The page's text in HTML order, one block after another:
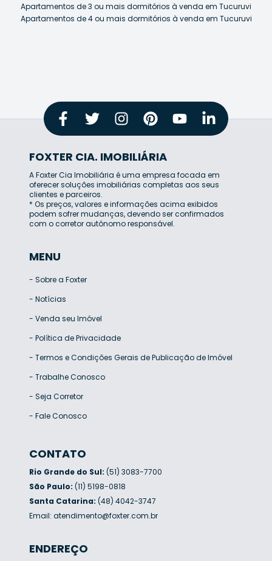
Apartamentos de 3 ou mais dormitórios à venda em Tucuruvi
Apartamentos de 4 ou mais dormitórios à venda em Tucuruvi
FOXTER CIA. IMOBILIÁRIA
A Foxter Cia Imobiliária é uma empresa focada em
oferecer soluções imobiliárias completas aos seus
clientes e parceiros.
* Os preços, valores e informações acima exibidos
podem sofrer mudanças, devendo ser confirmados
com o corretor autônomo responsável.
MENU
- Sobre a Foxter
- Notícias
- Venda seu Imóvel
- Política de Privacidade
- Termos e Condições Gerais de Publicação de Imóvel
- Trabalhe Conosco
- Seja Corretor
- Fale Conosco
CONTATO
Rio Grande do Sul: (51) 3083-7700
São Paulo: (11) 5198-0818
Santa Catarina: (48) 4042-3747
Email: atendimento@foxter.com.br
ENDEREÇO